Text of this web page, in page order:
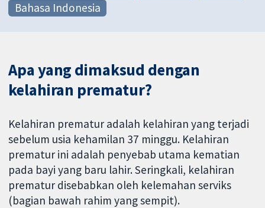
Bahasa Indonesia
Apa yang dimaksud dengan
kelahiran prematur?
Kelahiran prematur adalah kelahiran yang terjadi
sebelum usia kehamilan 37 minggu. Kelahiran
prematur ini adalah penyebab utama kematian
pada bayi yang baru lahir. Seringkali, kelahiran
prematur disebabkan oleh kelemahan serviks
(bagian bawah rahim yang sempit).